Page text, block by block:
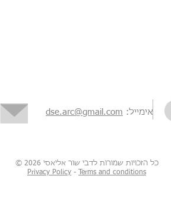
אימייל: dse.arc@gmail.com
© כל הזכויות שמורות לדבי שור אליאסי 2026
Privacy Policy - Terms and conditions